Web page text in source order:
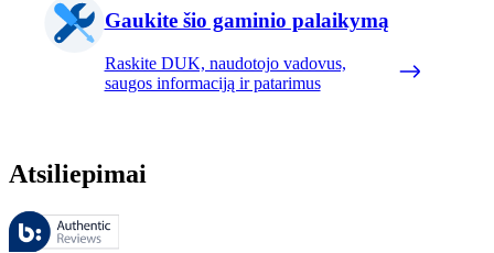
Gaukite šio gaminio palaikymą
Raskite DUK, naudotojo vadovus,
saugos informaciją ir patarimus
Atsiliepimai
Šiuos atsiliepimus tvarko „Bazaarvoice“ ir jie atitinka